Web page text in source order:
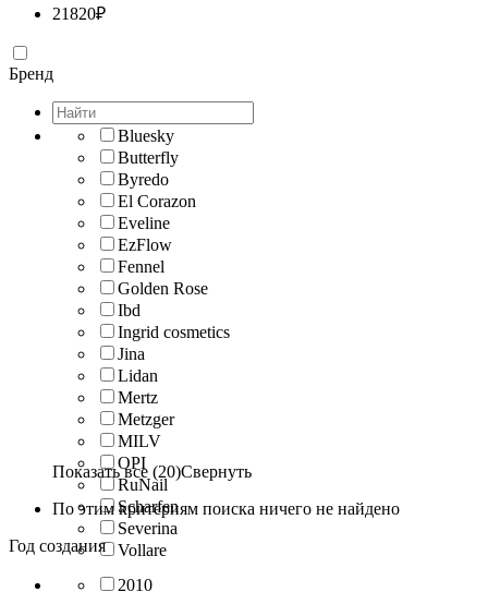
21820₽
Бренд
Bluesky
Butterfly
Byredo
El Corazon
Eveline
EzFlow
Fennel
Golden Rose
Ibd
Ingrid cosmetics
Jina
Lidan
Mertz
Metzger
MILV
OPI
RuNail
Scharfen
Severina
Vollare
Показать все (20)Свернуть
По этим критериям поиска ничего не найдено
Год создания
2010